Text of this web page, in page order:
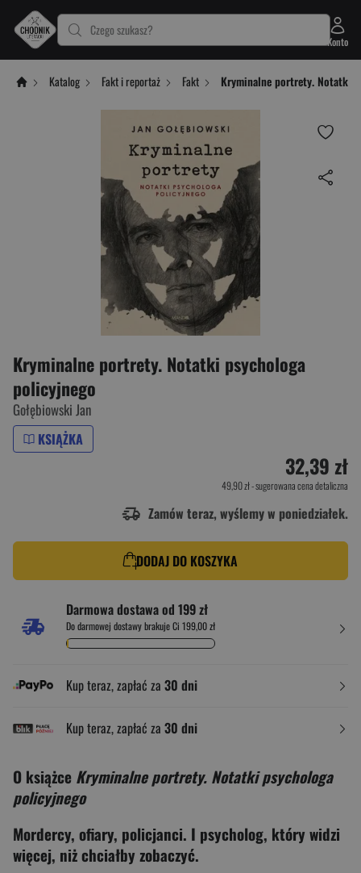
Czego szukasz?
Konto
Katalog Fakt i reportaż Fakt Kryminalne portrety. Notatki
Kryminalne portrety. Notatki psychologa
policyjnego
Gołębiowski Jan
KSIĄŻKA
32,39 zł
49,90 zł- sugerowana cena detaliczna
Zamów teraz, wyślemy w poniedziałek.
DODAJ DO KOSZYKA
Darmowa dostawa od 199 zł
Do darmowej dostawy brakuje Ci 199,00 zł
Kup teraz, zapłać za 30 dni
Kup teraz, zapłać za 30 dni
O książce Kryminalne portrety. Notatki psychologa
policyjnego
Mordercy, ofiary, policjanci. I psycholog, który widzi
więcej, niż chciałby zobaczyć.